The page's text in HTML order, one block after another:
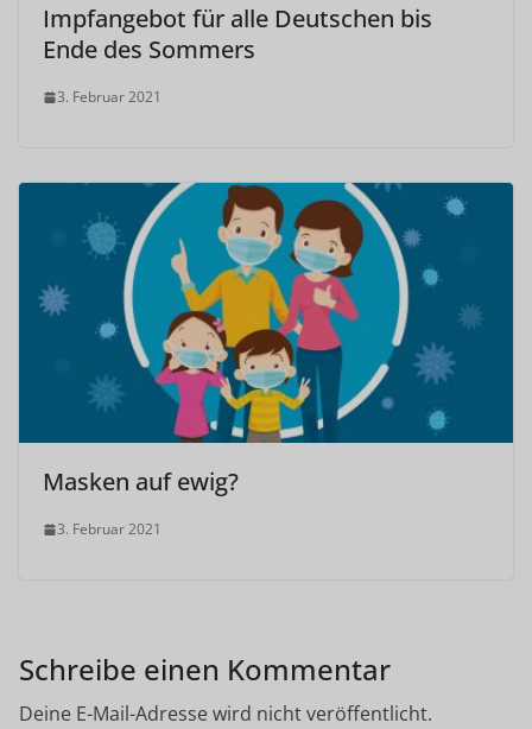
Impfangebot für alle Deutschen bis
Ende des Sommers
3. Februar 2021
Masken auf ewig?
3. Februar 2021
Schreibe einen Kommentar
Deine E-Mail-Adresse wird nicht veröffentlicht.